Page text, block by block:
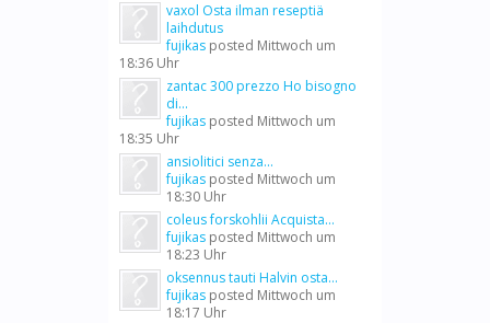
vaxol Osta ilman reseptiä
laihdutus
fujikas posted Mittwoch um
18:36 Uhr
zantac 300 prezzo Ho bisogno
di...
fujikas posted Mittwoch um
18:35 Uhr
ansiolitici senza...
fujikas posted Mittwoch um
18:30 Uhr
coleus forskohlii Acquista...
fujikas posted Mittwoch um
18:23 Uhr
oksennus tauti Halvin osta...
fujikas posted Mittwoch um
18:17 Uhr